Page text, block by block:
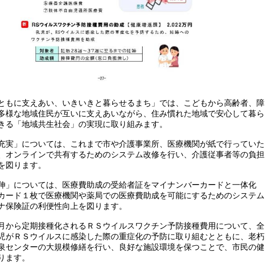
に支えあい、いきいきと暮らせるまち」では、こどもから高齢者、障
様な地域住民が互いに支えあいながら、住み慣れた地域で安心して暮ら
る「地域共生社会」の実現に取り組みます。
」については、これまで市や介護事業所、医療機関が紙で行っていた
オンラインで共有するためのシステム改修を行い、介護従事者等の負担
図ります。
については、医療費助成の受給者証をマイナンバーカードと一体化
ード１枚で医療機関や薬局での医療費助成を可能にするためのシステム
保険証の利便性向上を図ります。
から定期接種化されるＲＳウイルスワクチン予防接種費用について、全
がＲＳウイルスに感染した際の重症化の予防に取り組むとともに、老朽
センターの大規模修繕を行い、良好な施設環境を保つことで、市民の健
ます。